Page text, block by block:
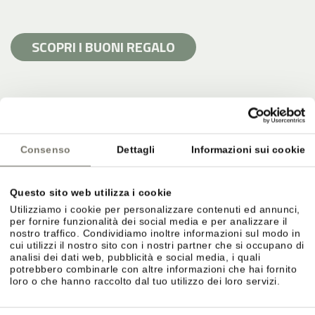
Consenso Dettagli Informazioni sui cookie
Questo sito web utilizza i cookie
Utilizziamo i cookie per personalizzare contenuti ed annunci,
per fornire funzionalità dei social media e per analizzare il
nostro traffico. Condividiamo inoltre informazioni sul modo in
cui utilizzi il nostro sito con i nostri partner che si occupano di
analisi dei dati web, pubblicità e social media, i quali
potrebbero combinarle con altre informazioni che hai fornito
loro o che hanno raccolto dal tuo utilizzo dei loro servizi.
SCOPRI I BUONI REGALO
VACANZA BALNEARE E PISCINE ALLO
STROBLHOF